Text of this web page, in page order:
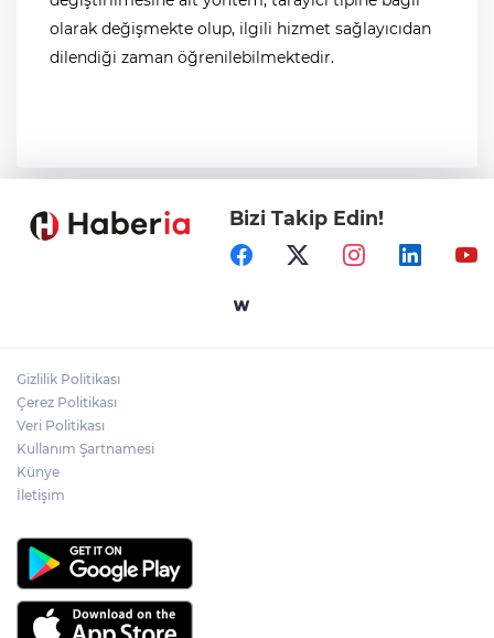
olarak değişmekte olup, ilgili hizmet sağlayıcıdan
dilendiği zaman öğrenilebilmektedir.
Bizi Takip Edin!
Gizlilik Politikası
Çerez Politikası
Veri Politikası
Kullanım Şartnamesi
Künye
İletişim